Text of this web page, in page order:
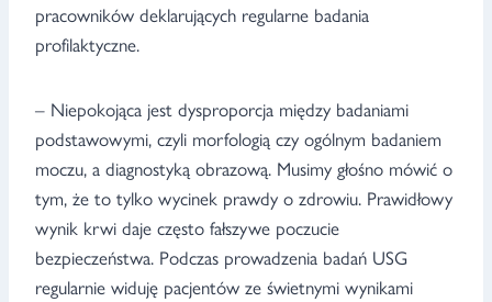
pracowników deklarujących regularne badania
profilaktyczne.
– Niepokojąca jest dysproporcja między badaniami
podstawowymi, czyli morfologią czy ogólnym badaniem
moczu, a diagnostyką obrazową. Musimy głośno mówić o
tym, że to tylko wycinek prawdy o zdrowiu. Prawidłowy
wynik krwi daje często fałszywe poczucie
bezpieczeństwa. Podczas prowadzenia badań USG
regularnie widuję pacjentów ze świetnymi wynikami